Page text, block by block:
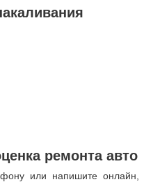
ремонта авто
или напишите онлайн,